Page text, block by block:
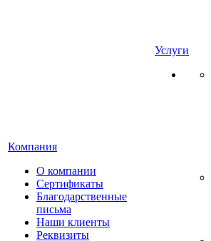
Компания
О компании
Сертификаты
Благодарственные
письма
Наши клиенты
Реквизиты
Услуги